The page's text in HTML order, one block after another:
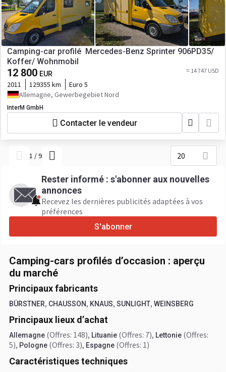
Camping-car profilé Mercedes-Benz Sprinter 906PD35/
Koffer/ Wohnmobil
12 800 EUR ≈ 14 747 USD
2011 129355 km
Euro 5
Allemagne, Gewerbegebiet Nord
InterM GmbH
Contacter le vendeur
1 /9 20
Rester informé : s'abonner aux nouvelles
annonces
Recevez les dernières publicités adaptées à vos
préférences
S'abonner
Camping-cars profilés d’occasion : aperçu
du marché
Principaux fabricants
BÜRSTNER, CHAUSSON, KNAUS, SUNLIGHT, WEINSBERG
Principaux lieux d’achat
Allemagne (Offres: 148), Lituanie (Offres: 7), Lettonie (Offres:
5), Pologne (Offres: 3), Espagne (Offres: 1)
Caractéristiques techniques